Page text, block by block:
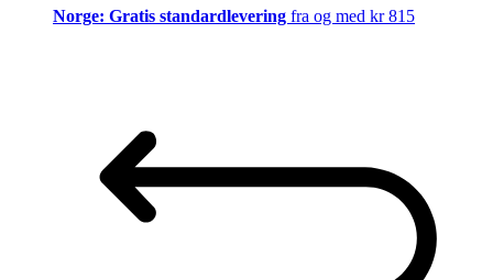
Norge: Gratis standardlevering fra og med kr 815